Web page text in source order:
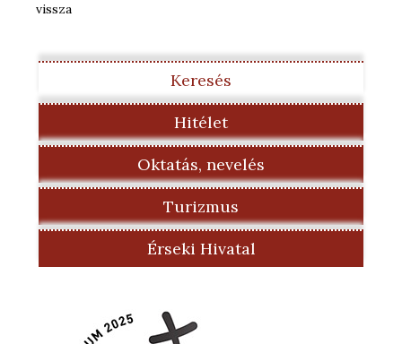
vissza
Keresés
Hitélet
Oktatás, nevelés
Turizmus
Érseki Hivatal